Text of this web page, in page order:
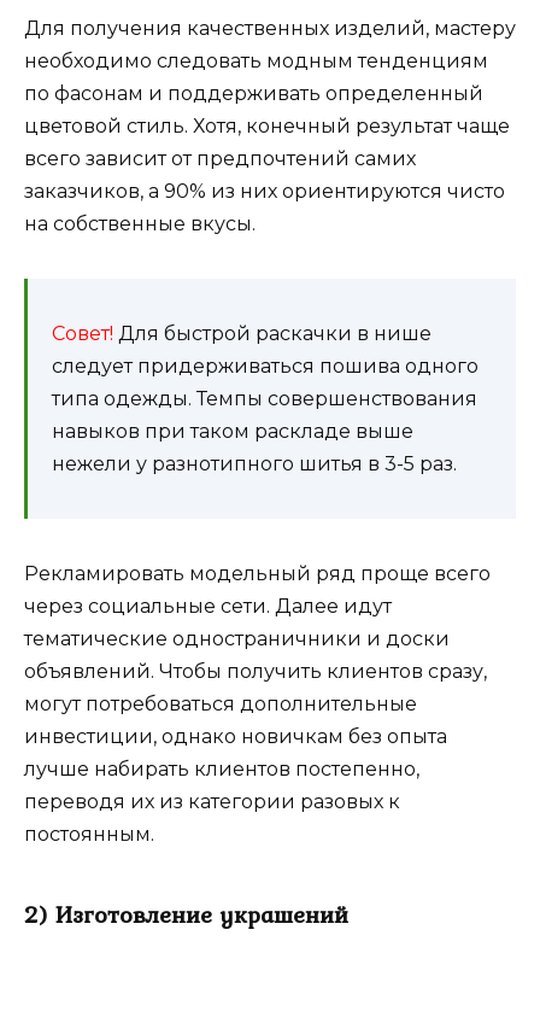
Для получения качественных изделий, мастеру
необходимо следовать модным тенденциям
по фасонам и поддерживать определенный
цветовой стиль. Хотя, конечный результат чаще
всего зависит от предпочтений самих
заказчиков, а 90% из них ориентируются чисто
на собственные вкусы.
Совет! Для быстрой раскачки в нише
следует придерживаться пошива одного
типа одежды. Темпы совершенствования
навыков при таком раскладе выше
нежели у разнотипного шитья в 3-5 раз.
Рекламировать модельный ряд проще всего
через социальные сети. Далее идут
тематические одностраничники и доски
объявлений. Чтобы получить клиентов сразу,
могут потребоваться дополнительные
инвестиции, однако новичкам без опыта
лучше набирать клиентов постепенно,
переводя их из категории разовых к
постоянным.
2) Изготовление украшений